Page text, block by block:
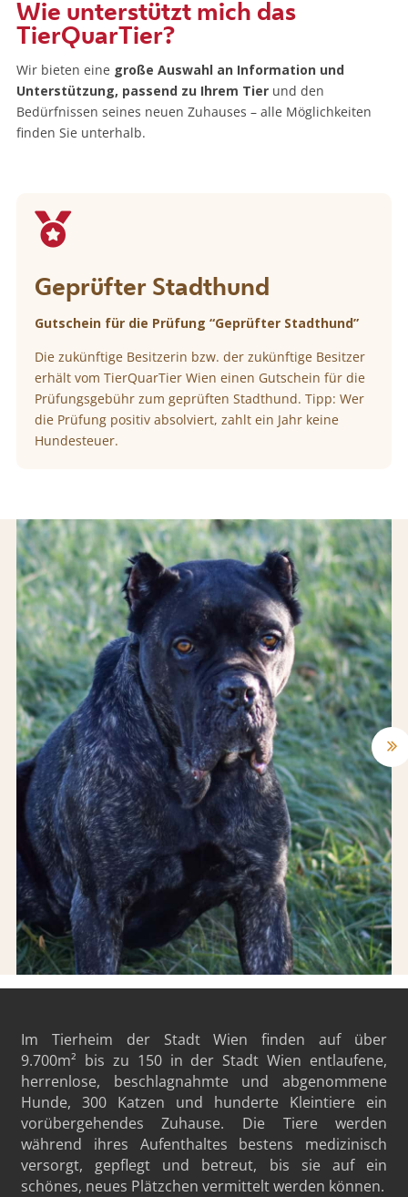
Wie unterstützt mich das
TierQuarTier?
Wir bieten eine große Auswahl an Information und
Unterstützung, passend zu Ihrem Tierund den
Bedürfnissen seines neuen Zuhauses – alle Möglichkeiten
finden Sie unterhalb.

Geprüfter Stadthund
Gutschein für die Prüfung “Geprüfter Stadthund”
Die zukünftige Besitzerin bzw. der zukünftige Besitzer
erhält vom TierQuarTier Wien einen Gutschein für die
Prüfungsgebühr zum geprüften Stadthund. Tipp: Wer
die Prüfung positiv absolviert, zahlt ein Jahr keine
Hundesteuer.
Im Tierheim der Stadt Wien finden auf über
9.700m² bis zu 150 in der Stadt Wien entlaufene,
herrenlose, beschlagnahmte und abgenommene
Hunde, 300 Katzen und hunderte Kleintiere ein
vorübergehendes Zuhause. Die Tiere werden
während ihres Aufenthaltes bestens medizinisch
versorgt, gepflegt und betreut, bis sie auf ein
schönes, neues Plätzchen vermittelt werden können.